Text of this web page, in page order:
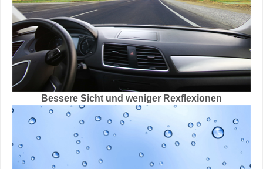
Bessere Sicht und weniger Rexflexionen